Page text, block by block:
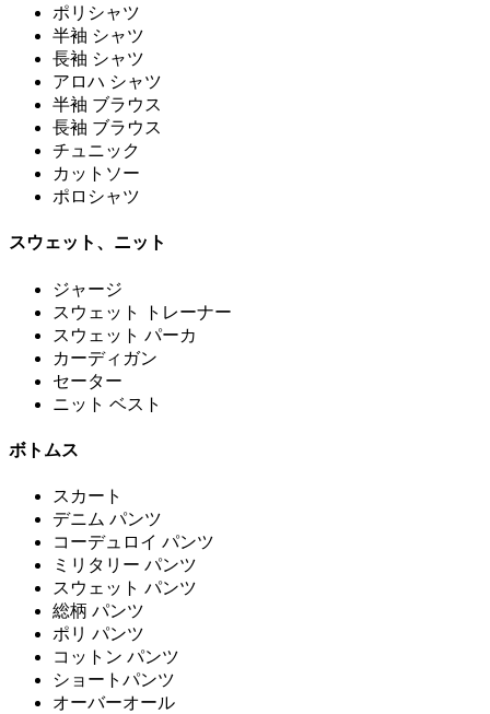
ポリシャツ
半袖 シャツ
長袖 シャツ
アロハ シャツ
半袖 ブラウス
長袖 ブラウス
チュニック
カットソー
ポロシャツ
スウェット、ニット
ジャージ
スウェット トレーナー
スウェット パーカ
カーディガン
セーター
ニット ベスト
ボトムス
スカート
デニム パンツ
コーデュロイ パンツ
ミリタリー パンツ
スウェット パンツ
総柄 パンツ
ポリ パンツ
コットン パンツ
ショートパンツ
オーバーオール